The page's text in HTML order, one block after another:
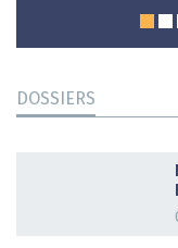
DOSSIERS